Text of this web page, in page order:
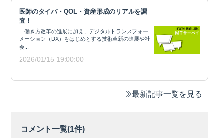
医師のタイパ・QOL・資産形成のリアルを調
査！
働き方改革の進展に加え、デジタルトランスフォー
メーション（DX）をはじめとする技術革新の進展や社
会...
2026/01/15 19:00:00
最新記事一覧を見る
コメント一覧(1件)